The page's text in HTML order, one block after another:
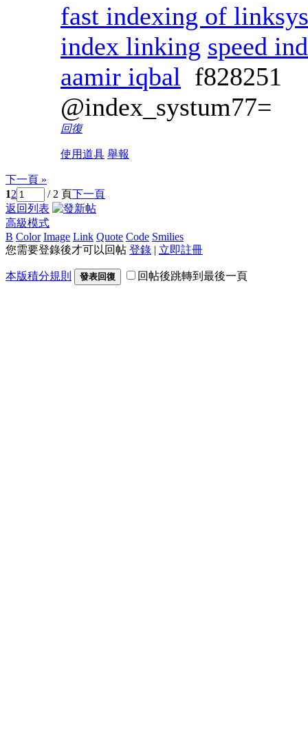
fast indexing of linksys
index linking speed
aamir iqbal f828251
@index_systum77=
回復
使用道具 舉報
下一頁 »
12 / 2 頁下一頁
返回列表
高級模式
B Color Image Link Quote Code Smilies
您需要登錄後才可以回帖 登錄 | 立即註冊
本版積分規則 發表回復 回帖後跳轉到最後一頁